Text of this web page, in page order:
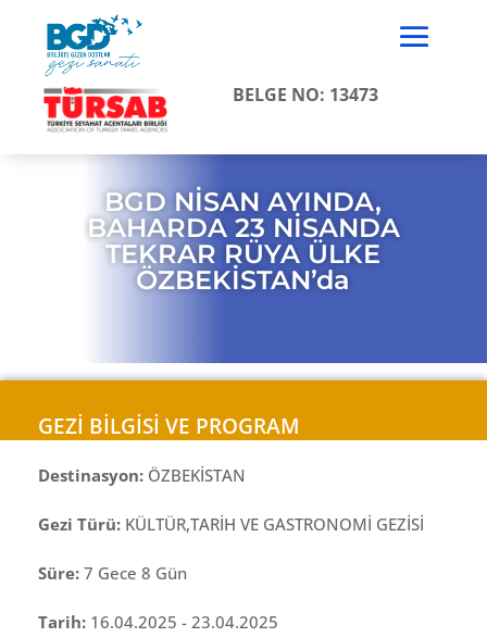
BELGE NO: 13473
BGD NİSAN AYINDA,
BAHARDA 23 NİSANDA
TEKRAR RÜYA ÜLKE
ÖZBEKİSTAN’da
GEZİ BİLGİSİ VE PROGRAM
Destinasyon: ÖZBEKİSTAN
Gezi Türü: KÜLTÜR,TARİH VE GASTRONOMİ GEZİSİ
Süre: 7 Gece 8 Gün
Tarih: 16.04.2025 - 23.04.2025